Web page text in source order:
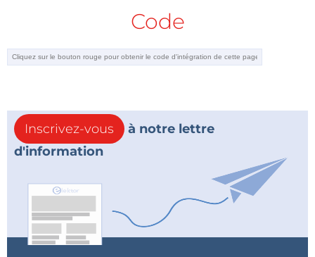
d'alimenter ce circuit avec une pile
Pour en faire un "pin's" ? :)
(après il faut voir la consommation d'un
Code
Inscrivez-vous
à notre lettre
d'information